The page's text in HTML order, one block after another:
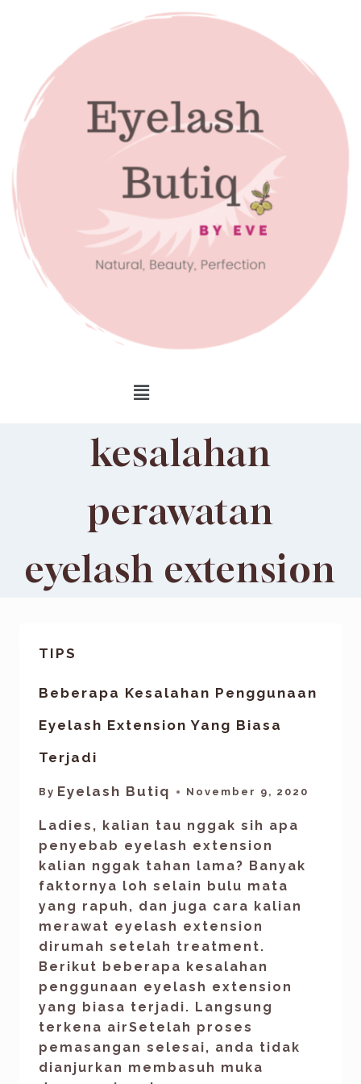
kesalahan
perawatan
eyelash extension
TIPS
Beberapa Kesalahan Penggunaan
Eyelash Extension Yang Biasa
Terjadi
By Eyelash Butiq November 9, 2020
Ladies, kalian tau nggak sih apa
penyebab eyelash extension
kalian nggak tahan lama? Banyak
faktornya loh selain bulu mata
yang rapuh, dan juga cara kalian
merawat eyelash extension
dirumah setelah treatment.
Berikut beberapa kesalahan
penggunaan eyelash extension
yang biasa terjadi. Langsung
terkena airSetelah proses
pemasangan selesai, anda tidak
dianjurkan membasuh muka